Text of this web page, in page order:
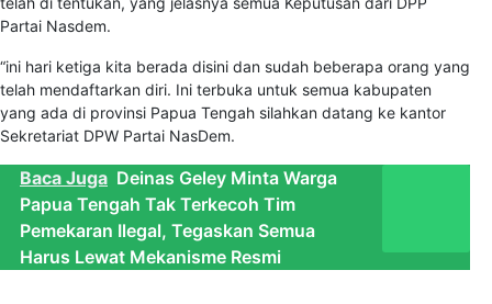
Partai Nasdem.
“ini hari ketiga kita berada disini dan sudah beberapa orang yang
telah mendaftarkan diri. Ini terbuka untuk semua kabupaten
yang ada di provinsi Papua Tengah silahkan datang ke kantor
Sekretariat DPW Partai NasDem.
Baca Juga Deinas Geley Minta Warga
Papua Tengah Tak Terkecoh Tim
Pemekaran Ilegal, Tegaskan Semua
Harus Lewat Mekanisme Resmi